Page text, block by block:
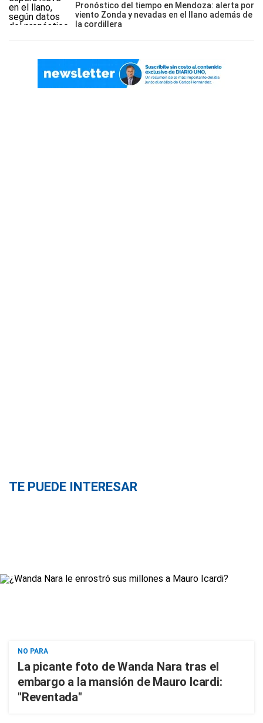
Pronóstico del tiempo en Mendoza: alerta por
viento Zonda y nevadas en el llano además de
la cordillera
TE PUEDE INTERESAR
NO PARA
La picante foto de Wanda Nara tras el
embargo a la mansión de Mauro Icardi:
"Reventada"